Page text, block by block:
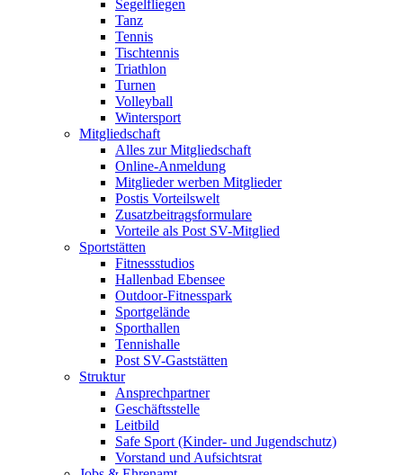
Segelfliegen
Tanz
Tennis
Tischtennis
Triathlon
Turnen
Volleyball
Wintersport
Mitgliedschaft
Alles zur Mitgliedschaft
Online-Anmeldung
Mitglieder werben Mitglieder
Postis Vorteilswelt
Zusatzbeitragsformulare
Vorteile als Post SV-Mitglied
Sportstätten
Fitnessstudios
Hallenbad Ebensee
Outdoor-Fitnesspark
Sportgelände
Sporthallen
Tennishalle
Post SV-Gaststätten
Struktur
Ansprechpartner
Geschäftsstelle
Leitbild
Safe Sport (Kinder- und Jugendschutz)
Vorstand und Aufsichtsrat